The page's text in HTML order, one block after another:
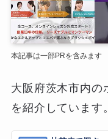
本記事は一部PRを含みます
大阪府茨木市内の
を紹介しています。